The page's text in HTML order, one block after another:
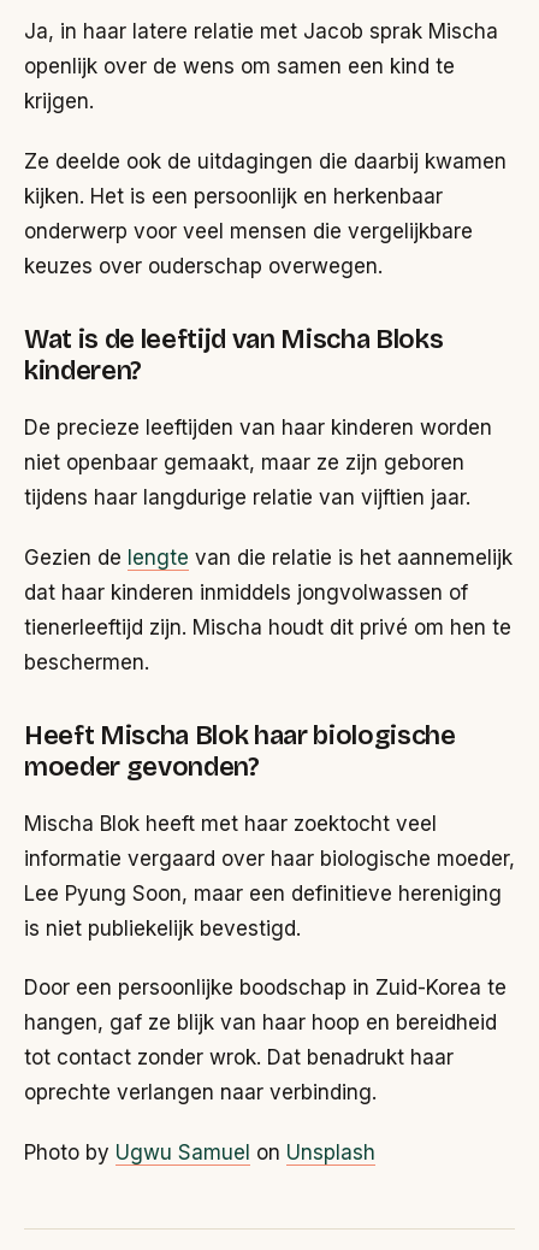
Ja, in haar latere relatie met Jacob sprak Mischa
openlijk over de wens om samen een kind te
krijgen.
Ze deelde ook de uitdagingen die daarbij kwamen
kijken. Het is een persoonlijk en herkenbaar
onderwerp voor veel mensen die vergelijkbare
keuzes over ouderschap overwegen.
Wat is de leeftijd van Mischa Bloks
kinderen?
De precieze leeftijden van haar kinderen worden
niet openbaar gemaakt, maar ze zijn geboren
tijdens haar langdurige relatie van vijftien jaar.
Gezien de lengte van die relatie is het aannemelijk
dat haar kinderen inmiddels jongvolwassen of
tienerleeftijd zijn. Mischa houdt dit privé om hen te
beschermen.
Heeft Mischa Blok haar biologische
moeder gevonden?
Mischa Blok heeft met haar zoektocht veel
informatie vergaard over haar biologische moeder,
Lee Pyung Soon, maar een definitieve hereniging
is niet publiekelijk bevestigd.
Door een persoonlijke boodschap in Zuid-Korea te
hangen, gaf ze blijk van haar hoop en bereidheid
tot contact zonder wrok. Dat benadrukt haar
oprechte verlangen naar verbinding.
Photo by Ugwu Samuel on Unsplash